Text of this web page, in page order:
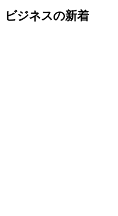
ビジネスの新着